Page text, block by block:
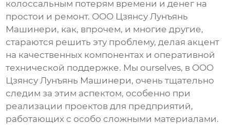
колоссальным потерям времени и денег на
простои и ремонт. ООО Цзянсу Лунъянь
Машинери, как, впрочем, и многие другие,
стараются решить эту проблему, делая акцент
на качественных компонентах и оперативной
технической поддержке. Мы ourselves, в ООО
Цзянсу Лунъянь Машинери, очень тщательно
следим за этим аспектом, особенно при
реализации проектов для предприятий,
работающих с особо сложными материалами.